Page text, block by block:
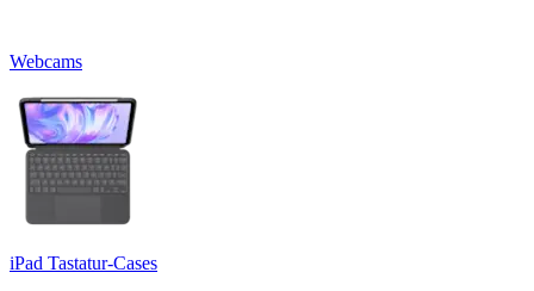
Webcams
iPad Tastatur-Cases